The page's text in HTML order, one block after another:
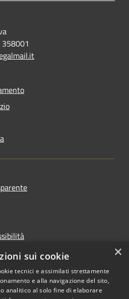
358001
×
sui cookie
tecnici e assimilati strettamente
e alla navigazione del sito,
analitico al solo fine di elaborare